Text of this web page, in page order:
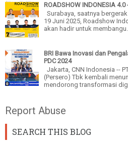
ROADSHOW INDONESIA
Surabaya, saatnya
19 Juni 2025, Roadshow
akan hadir untuk
BRI Bawa Inovasi dan
PDC 2024
Jakarta, CNN Indonesia --
(Persero) Tbk kembali
mendorong transformasi
Report Abuse
SEARCH THIS BLOG